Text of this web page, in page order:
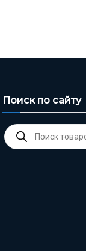
Поиск по сайту
Поиск
товаров